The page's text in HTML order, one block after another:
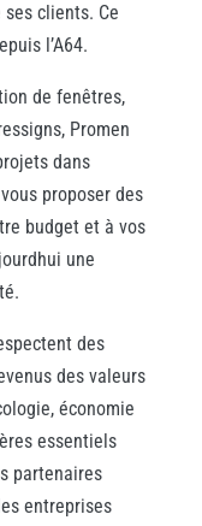
clients. Ce
l’A64.
de fenêtres,
Promen
dans
proposer des
budget et à vos
une
des
des valeurs
économie
essentiels
partenaires
entreprises